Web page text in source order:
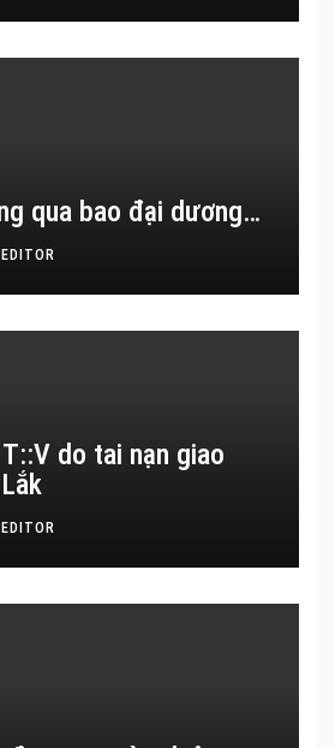
qua bao đại dương…
EDITOR
do tai nạn giao
EDITOR